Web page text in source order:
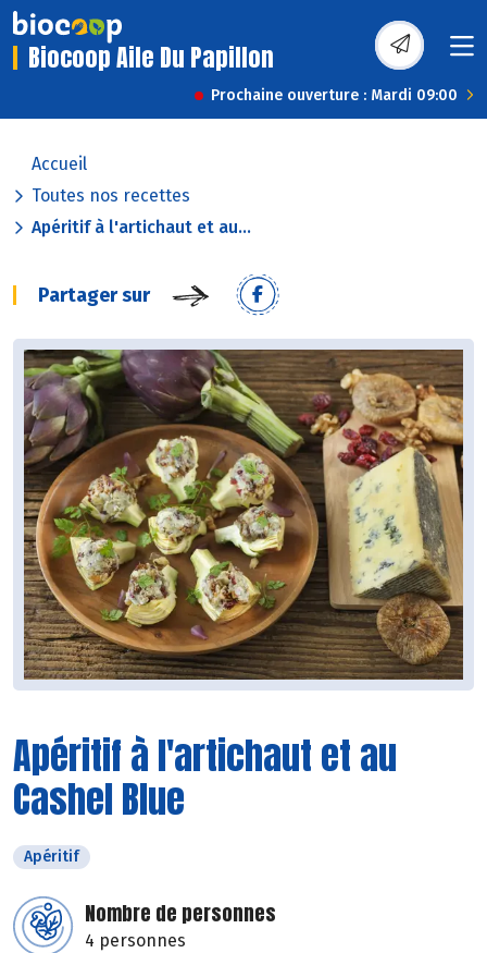
Biocoop Aile Du Papillon
Prochaine ouverture : Mardi 09:00
Accueil
Toutes nos recettes
Apéritif à l'artichaut et au...
Partager sur
Apéritif à l'artichaut et au
Cashel Blue
Apéritif
Nombre de personnes
4 personnes